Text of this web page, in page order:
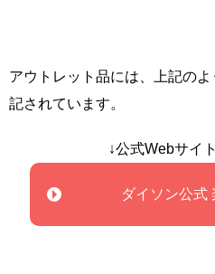
アウトレット品には、上記の
記されています。
↓公式Webサイ
ダイソン公式